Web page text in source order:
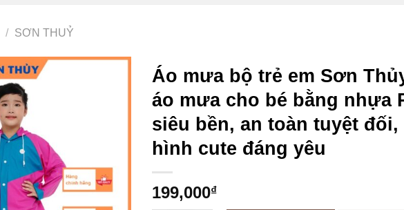
/ SƠN THUỶ
Áo mưa bộ trẻ em Sơn
áo mưa cho bé bằng nhựa
siêu bền, an toàn tuyệt đối,
hình cute đáng yêu
199,000₫